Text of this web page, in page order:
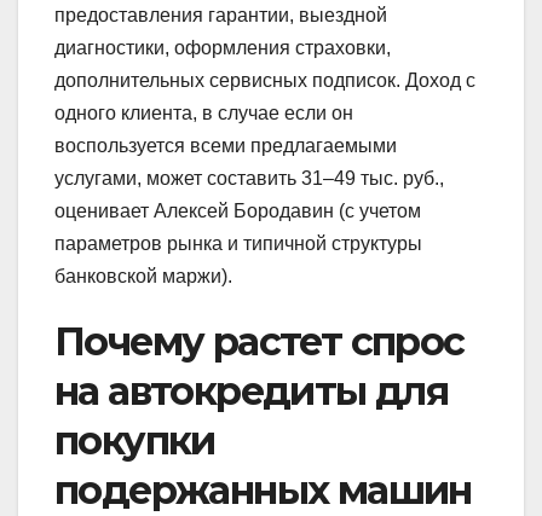
предоставления гарантии, выездной
диагностики, оформления страховки,
дополнительных сервисных подписок. Доход с
одного клиента, в случае если он
воспользуется всеми предлагаемыми
услугами, может составить 31–49 тыс. руб.,
оценивает Алексей Бородавин (с учетом
параметров рынка и типичной структуры
банковской маржи).
Почему растет спрос
на автокредиты для
покупки
подержанных машин